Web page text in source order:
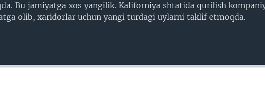
Bu jamiyatga xos yangilik. Kaliforniya shtatida qurilish
olib, xaridorlar uchun yangi turdagi uylarni taklif etmoqda.